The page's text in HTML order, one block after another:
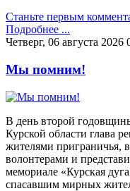
Станьте первым
Подробнее ...
Четверг, 06 августа 2026
Мы помним!
В день второй
Курской области глава
жителями приграничья,
волонтерами и
мемориале «Курская
спасавшим мирных